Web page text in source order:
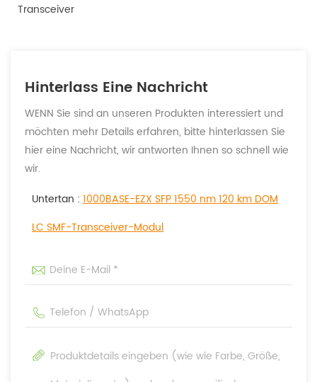
Transceiver
Hinterlass Eine Nachricht
WENN Sie sind an unseren Produkten interessiert und
möchten mehr Details erfahren, bitte hinterlassen Sie
hier eine Nachricht, wir antworten Ihnen so schnell wie
wir.
Untertan : 1000BASE-EZX SFP 1550 nm 120 km DOM
LC SMF-Transceiver-Modul